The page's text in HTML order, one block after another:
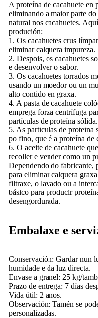
A proteína de cacahuete en
eliminando a maior parte do
natural nos cacahuetes.
produción:
1. Os cacahuetes crus
eliminar calquera impureza.
2. Despois, os cacahuetes
e desenvolver o sabor.
3. Os cacahuetes torrados
usando un moedor ou un
alto contido en graxa.
4. A pasta de cacahuete
emprega forza centrífuga
partículas de proteína sólida.
5. As partículas de proteína
po fino, que é a proteína de
6. O aceite de cacahuete
recoller e vender como un
Dependendo do fabricante,
para eliminar calquera
filtraxe, o lavado ou a
básico para producir
desengordurada.
Embalaxe e
Conservación: Gardar nun
humidade e da luz directa.
Envase a granel: 25 kg/
Prazo de entrega: 7 días
Vida útil: 2 anos.
Observación: Tamén se
personalizadas.